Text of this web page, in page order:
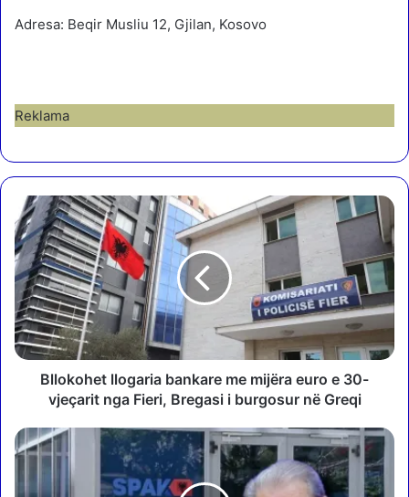
Adresa: Beqir Musliu 12, Gjilan, Kosovo
Reklama
l
l
o
k
o
h
e
t
g
a
Bllokohet llogaria bankare me mijëra euro e 30-
vjeçarit nga Fieri, Bregasi i burgosur në Greqi
K
ë